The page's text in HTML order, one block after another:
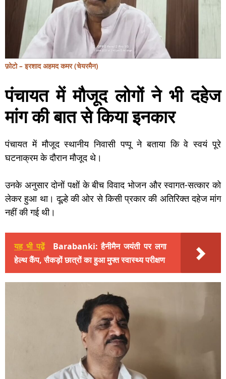
फ़ोटो – इरशाद अहमद कमर (चेयरमैन)
पंचायत में मौजूद लोगों ने भी दहेज
मांग की बात से किया इनकार
पंचायत में मौजूद स्थानीय निवासी पप्पू ने बताया कि वे स्वयं पूरे
घटनाक्रम के दौरान मौजूद थे।
उनके अनुसार दोनों पक्षों के बीच विवाद भोजन और स्वागत-सत्कार को
लेकर हुआ था। दूल्हे की ओर से किसी प्रकार की अतिरिक्त दहेज मांग
नहीं की गई थी।
यह भी पढ़ें
Barabanki: हैनीमैन जयंती पर लगा
हेल्थ कैंप, सैकड़ों छात्रों का हुआ मुफ्त स्वास्थ्य परीक्षण